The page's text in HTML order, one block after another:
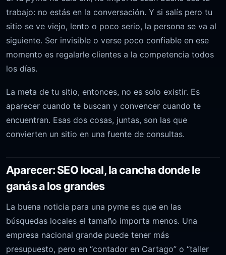
trabajo: no estás en la conversación. Y si salís pero tu
sitio se ve viejo, lento o poco serio, la persona se va al
siguiente. Ser invisible o verse poco confiable en ese
momento es regalarle clientes a la competencia todos
los días.
La meta de tu sitio, entonces, no es solo existir. Es
aparecer cuando te buscan y convencer cuando te
encuentran. Esas dos cosas, juntas, son las que
convierten un sitio en una fuente de consultas.
Aparecer: SEO local, la cancha donde le
ganás a los grandes
La buena noticia para una pyme es que en las
búsquedas locales el tamaño importa menos. Una
empresa nacional grande puede tener más
presupuesto, pero en “contador en Cartago” o “taller